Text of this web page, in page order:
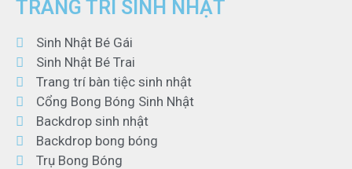
TRANG TRÍ SINH NHẬT
Sinh Nhật Bé Gái
Sinh Nhật Bé Trai
Trang trí bàn tiệc sinh nhật
Cổng Bong Bóng Sinh Nhật
Backdrop sinh nhật
Backdrop bong bóng
Trụ Bong Bóng